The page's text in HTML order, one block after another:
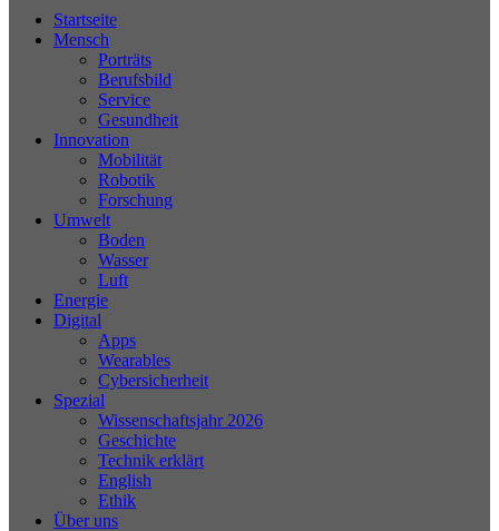
Startseite
Mensch
Porträts
Berufsbild
Service
Gesundheit
Innovation
Mobilität
Robotik
Forschung
Umwelt
Boden
Wasser
Luft
Energie
Digital
Apps
Wearables
Cybersicherheit
Spezial
Wissenschaftsjahr 2026
Geschichte
Technik erklärt
English
Ethik
Über uns